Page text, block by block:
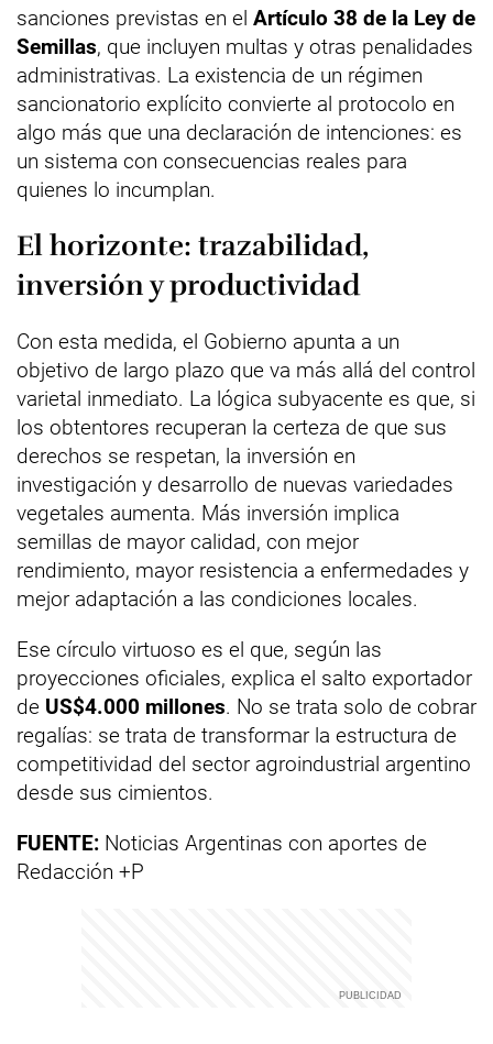
sanciones previstas en el Artículo 38 de la Ley de
Semillas, que incluyen multas y otras penalidades
administrativas. La existencia de un régimen
sancionatorio explícito convierte al protocolo en
algo más que una declaración de intenciones: es
un sistema con consecuencias reales para
quienes lo incumplan.
El horizonte: trazabilidad,
inversión y productividad
Con esta medida, el Gobierno apunta a un
objetivo de largo plazo que va más allá del control
varietal inmediato. La lógica subyacente es que, si
los obtentores recuperan la certeza de que sus
derechos se respetan, la inversión en
investigación y desarrollo de nuevas variedades
vegetales aumenta. Más inversión implica
semillas de mayor calidad, con mejor
rendimiento, mayor resistencia a enfermedades y
mejor adaptación a las condiciones locales.
Ese círculo virtuoso es el que, según las
proyecciones oficiales, explica el salto exportador
de US$4.000 millones. No se trata solo de cobrar
regalías: se trata de transformar la estructura de
competitividad del sector agroindustrial argentino
desde sus cimientos.
FUENTE: Noticias Argentinas con aportes de
Redacción +P